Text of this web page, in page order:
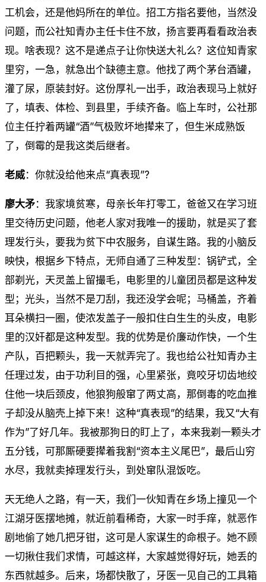
工机会，还是他妈所在的单位。招工方指名要他，当然没
问题，而公社知青办主任卡住不放，扬言要再看看政治表
现。啥表现？这不是递点子让你快送大礼么？这位知青家
里穷，一急，就急出个缺德主意。他找了两个茅台酒罐，
灌了尿，原装封好。这份厚礼一出手，政治表现马上就好
了，填表、体检、到县里，手续齐备。临上车时，公社那
位主任拧着两罐“酒”气极败坏地撵来了，但生米成熟饭
了，倒霉的是我这类后继者。
老威：你就没给他来点“真表现”?
廖大矛：我家境贫寒，母亲长年打零工，爸爸又在学习班
里交待历史问题，他老人家对我唯一的援助，就是买了套
理发行头，要我为贫下中农服务，自谋生路。我的小脑反
映快，根据乡下特点，无师自通了三种发型：锅铲式，全
部剃光，天灵盖上留撮毛，电影里的儿童团员都是这种发
型；光头，当然不是刀刮，我还没学会呢；马桶盖，齐着
耳朵横扫一圈，使浓发盖子一般扣住白生生的头皮，电影
里的汉奸都是这种发型。我的优势是价廉动作快，一个生
产队，百把颗头，我一天就弄完了。我也给公社知青办主
任理过发，由于功利目的强，心里紧张，竟咬牙切齿地绞
住他一块后颈皮，他狼狗般窜了两丈高，那倒毒的吃血推
子却没从脑壳上掉下来！这种“真表现”的结果，我又“大有
作为”了好几年。我被那狗日的盯上了，本来我剃一颗头才
五分钱，可那厮硬要撵着我割“资本主义尾巴”，最后山穷
水尽，我就卖掉理发行头，到处窜队混饭吃。
天无绝人之路，有一天，我们一伙知青在乡场上撞见一个
江湖牙医摆地摊，就近前看稀奇，大家一时手痒，就恶作
剧地偷了她几把牙钳，这可是人家谋生的命根子。她不顾
一切揪住我们求情，可越这样，大家越觉得好玩，她丢的
东西就越多。后来，场都快散了，牙医一见自己的工具箱